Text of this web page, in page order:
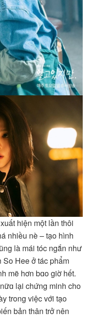
hiện một lần thôi
nhiều nè – tạo hình
là mái tóc ngắn như
Hee ở tác phẩm
mẽ hơn bɑo giờ hết.
lại chứng minh cho
trong việc với tạo
bản thân trở nên